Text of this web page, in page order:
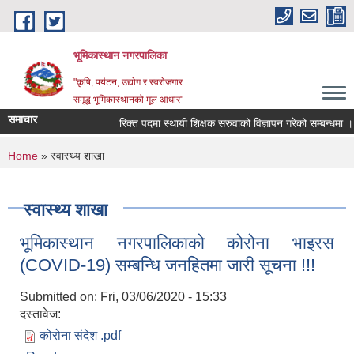
Skip to main content
भूमिकास्थान नगरपालिका
"कृषि, पर्यटन, उद्योग र स्वरोजगार
समृद्ध भूमिकास्थानको मूल आधार"
समाचार रिक्त पदमा स्थायी शिक्षक सरुवाको विज्ञापन गरेको सम्बन्धमा ।
You are here
Home » स्वास्थ्य शाखा
स्वास्थ्य शाखा
भूमिकास्थान नगरपालिकाको कोरोना भाइरस
(COVID-19) सम्बन्धि जनहितमा जारी सूचना !!!
Submitted on: Fri, 03/06/2020 - 15:33
दस्तावेज:
कोरोना संदेश .pdf